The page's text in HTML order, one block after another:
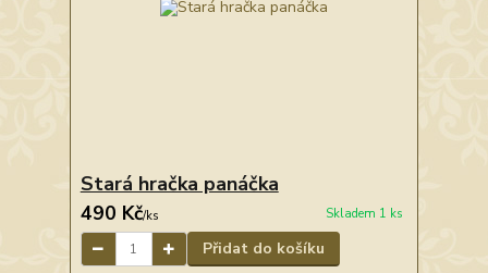
Stará hračka panáčka
490 Kč/ks Skladem 1 ks
Přidat do košíku